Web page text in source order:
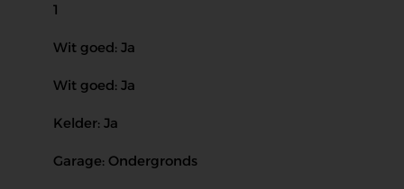
1
Wit goed: Ja
Wit goed: Ja
Kelder: Ja
Garage: Ondergronds